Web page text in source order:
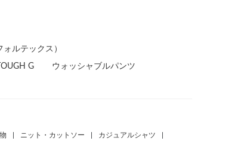
ォルテックス）
G ウォッシャブルパンツ
ニット・カットソー カジュアルシャツ